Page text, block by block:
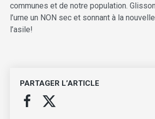
communes et de notre population.
l’urne un NON sec et sonnant à la
l’asile!
PARTAGER L’ARTICLE